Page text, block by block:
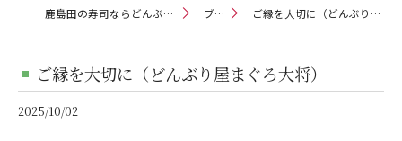
鹿島田の寿司ならどんぶり屋まぐろ大将 ブログ ご縁を大切に（どんぶり屋まぐろ大将）
ご縁を大切に（どんぶり屋まぐろ大将）
2025/10/02